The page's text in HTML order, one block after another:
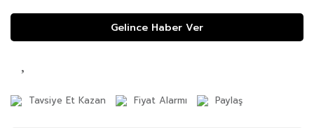
Gelince Haber Ver
Tavsiye Et Kazan Fiyat Alarmı Paylaş